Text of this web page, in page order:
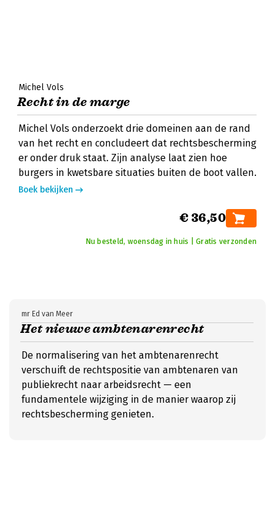
Michel Vols
Recht in de marge
Michel Vols onderzoekt drie domeinen aan de rand
van het recht en concludeert dat rechtsbescherming
er onder druk staat. Zijn analyse laat zien hoe
burgers in kwetsbare situaties buiten de boot vallen.
Boek bekijken
€ 36,50
Nu besteld, woensdag in huis | Gratis verzonden
Het nieuwe ambtenarenrecht
mr Ed van Meer
De normalisering van het ambtenarenrecht
verschuift de rechtspositie van ambtenaren van
publiekrecht naar arbeidsrecht — een
fundamentele wijziging in de manier waarop zij
rechtsbescherming genieten.